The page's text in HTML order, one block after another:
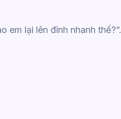
em lại lên đỉnh nhanh thế?”.